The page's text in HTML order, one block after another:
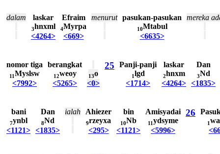
dalam laskar
3hnxml
<4264>
Efraim
4Myrpa
<669>
menurut pasukan-pasukan
10Mtabul
<6635>
mereka
nomor tiga
11Myslsw
<7992>
berangkat
12weoy
<5265>
13o
<0>
25 Panji-panji
1lgd
<1714>
laskar
2hnxm
<4264>
Dan
3Nd
<1835>
bani
7ynbl
<1121>
Dan
8Nd
<1835>
ialah Ahiezer
9rzeyxa
<295>
bin
10Nb
<1121>
Amisyadai
11ydsyme
<5996>
26
1